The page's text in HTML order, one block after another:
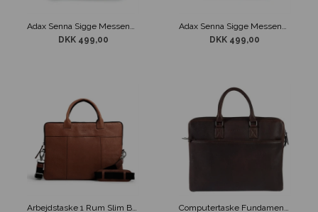
DKK 499,00
DKK 499,00
Arbejdstaske 1 Rum Slim Brief Richard Brunt Læder Still Nordic
Computertaske Fundamentals Burkely Brun Antique Avery 17"